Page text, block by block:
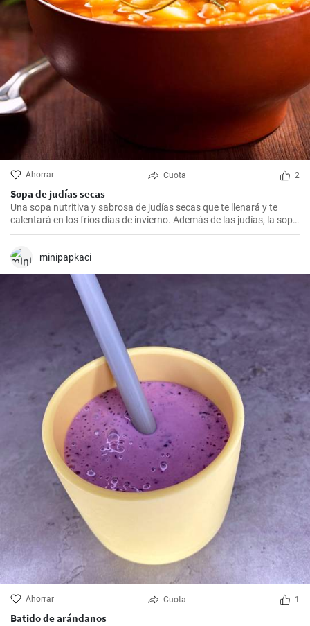
Ahorrar Cuota 2
Sopa de judías secas
Una sopa nutritiva y sabrosa de judías secas que te llenará y te
calentará en los fríos días de invierno. Además de las judías, la sopa
también tiene patatas, zanahorias y cebolla, que le dan un rico
minipapkaci
Ahorrar Cuota 1
Batido de arándanos